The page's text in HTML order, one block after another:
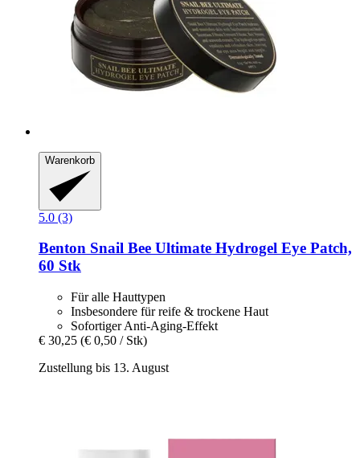
Warenkorb
5.0 (3)
Benton Snail Bee Ultimate Hydrogel Eye Patch,
60 Stk
Für alle Hauttypen
Insbesondere für reife & trockene Haut
Sofortiger Anti-Aging-Effekt
€ 30,25 (€ 0,50 / Stk)
Zustellung bis 13. August